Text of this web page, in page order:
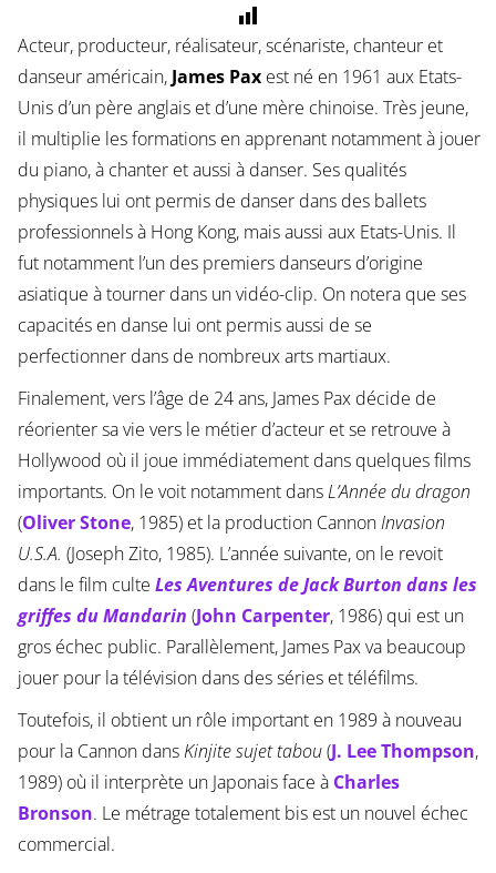
Acteur, producteur, réalisateur, scénariste, chanteur et
danseur américain, James Paxest né en 1961 aux Etats-
Unis d’un père anglais et d’une mère chinoise. Très jeune,
il multiplie les formations en apprenant notamment à jouer
du piano, à chanter et aussi à danser. Ses qualités
physiques lui ont permis de danser dans des ballets
professionnels à Hong Kong, mais aussi aux Etats-Unis. Il
fut notamment l’un des premiers danseurs d’origine
asiatique à tourner dans un vidéo-clip. On notera que ses
capacités en danse lui ont permis aussi de se
perfectionner dans de nombreux arts martiaux.
Finalement, vers l’âge de 24 ans, James Pax décide de
réorienter sa vie vers le métier d’acteur et se retrouve à
Hollywood où il joue immédiatement dans quelques films
importants. On le voit notamment dansL’Année du dragon
(Oliver Stone, 1985) et la production CannonInvasion
U.S.A. (Joseph Zito, 1985). L’année suivante, on le revoit
dans le film culte Les Aventures de Jack Burton dans les
griffes du Mandarin (John Carpenter, 1986) qui est un
gros échec public. Parallèlement, James Pax va beaucoup
jouer pour la télévision dans des séries et téléfilms.
Toutefois, il obtient un rôle important en 1989 à nouveau
pour la Cannon dansKinjite sujet tabou(J. Lee Thompson,
1989) où il interprète un Japonais face à Charles
Bronson. Le métrage totalement bis est un nouvel échec
commercial.